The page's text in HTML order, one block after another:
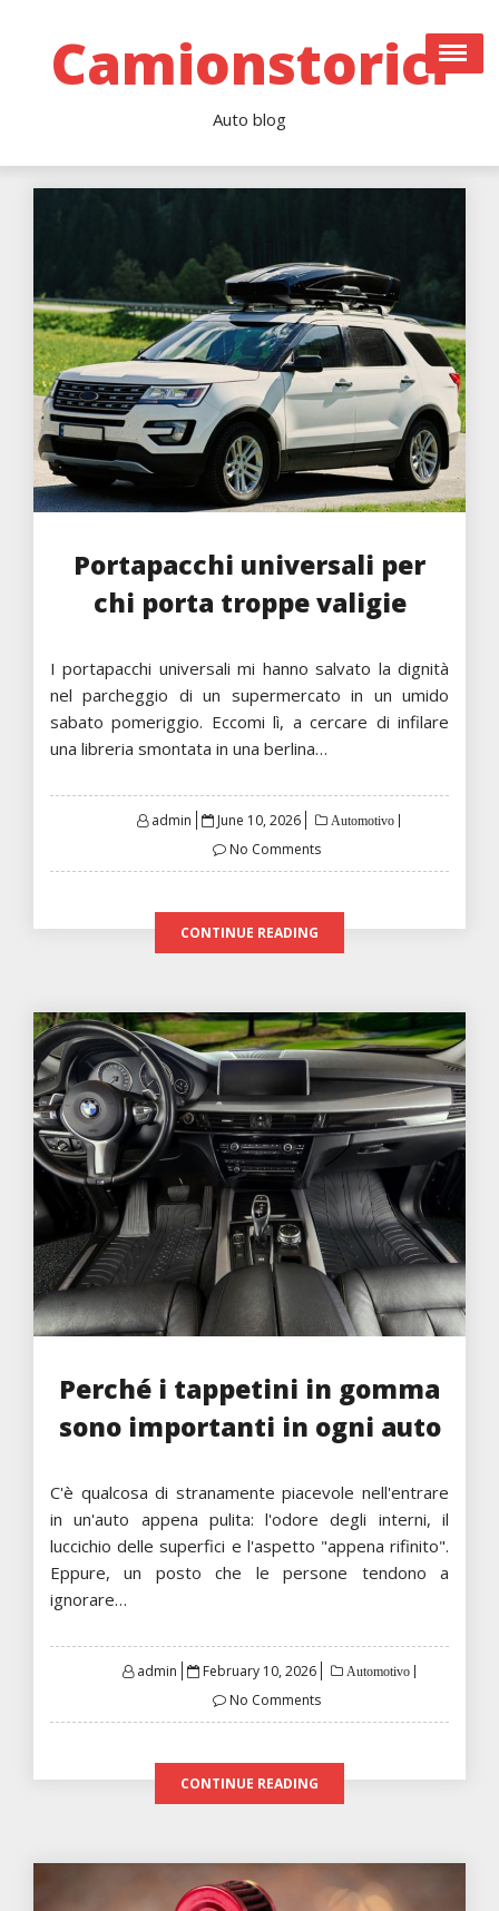
contentCamionstorici
Auto blog
Portapacchi universali per
chi porta troppe valigie
I portapacchi universali mi hanno salvato la dignità
nel parcheggio di un supermercato in un umido
sabato pomeriggio. Eccomi lì, a cercare di infilare
una libreria smontata in una berlina…
admin
Posted
June 10, 2026 Automotivo
No Comments
CONTINUE READING
Perché i tappetini in gomma
sono importanti in ogni auto
C'è qualcosa di stranamente piacevole nell'entrare
in un'auto appena pulita: l'odore degli interni, il
luccichio delle superfici e l'aspetto "appena rifinito".
Eppure, un posto che le persone tendono a
ignorare…
admin
Posted
February 10, 2026 Automotivo
No Comments
CONTINUE READING